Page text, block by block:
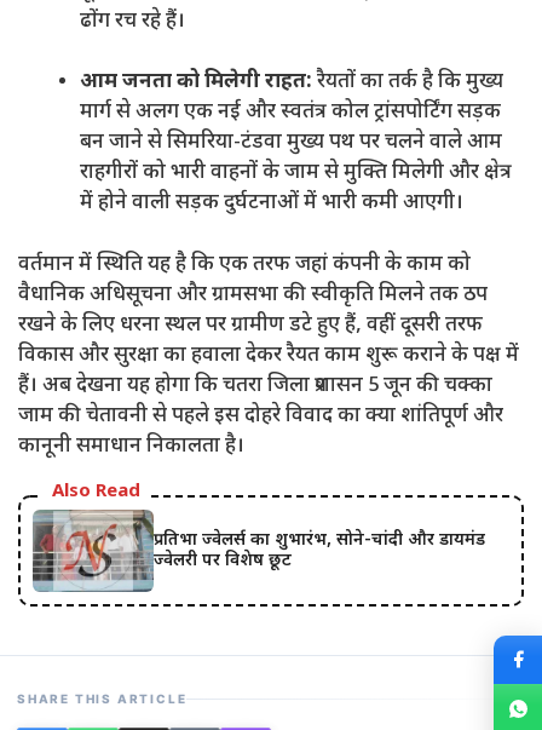
ढोंग रच रहे हैं।
आम जनता को मिलेगी राहत: रैयतों का तर्क है कि मुख्य
मार्ग से अलग एक नई और स्वतंत्र कोल ट्रांसपोर्टिंग सड़क
बन जाने से सिमरिया-टंडवा मुख्य पथ पर चलने वाले आम
राहगीरों को भारी वाहनों के जाम से मुक्ति मिलेगी और क्षेत्र
में होने वाली सड़क दुर्घटनाओं में भारी कमी आएगी।
वर्तमान में स्थिति यह है कि एक तरफ जहां कंपनी के काम को
वैधानिक अधिसूचना और ग्रामसभा की स्वीकृति मिलने तक ठप
रखने के लिए धरना स्थल पर ग्रामीण डटे हुए हैं, वहीं दूसरी तरफ
विकास और सुरक्षा का हवाला देकर रैयत काम शुरू कराने के पक्ष में
हैं। अब देखना यह होगा कि चतरा जिला प्रशासन 5 जून की चक्का
जाम की चेतावनी से पहले इस दोहरे विवाद का क्या शांतिपूर्ण और
कानूनी समाधान निकालता है।
Also Read
प्रतिभा ज्वेलर्स का शुभारंभ, सोने-चांदी और डायमंड
ज्वेलरी पर विशेष छूट
SHARE THIS ARTICLE